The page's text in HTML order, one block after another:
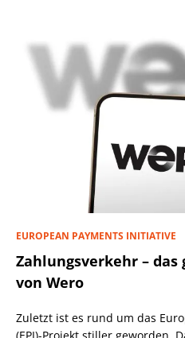
EUROPEAN PAYMENTS INITIATIVE
Zahlungsverkehr –
von Wero
Zuletzt ist es rund um das